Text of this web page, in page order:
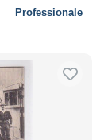
Professionale